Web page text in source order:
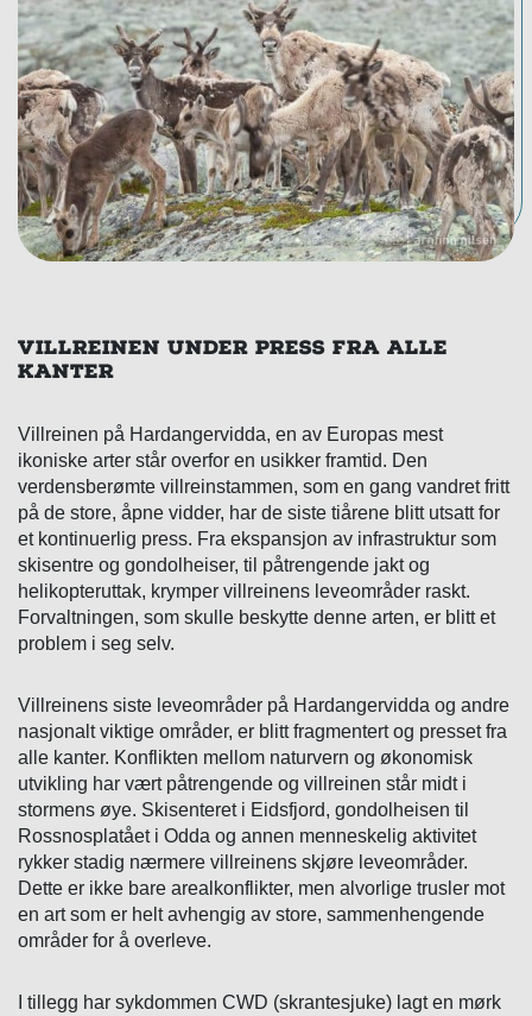
VILLREINEN UNDER PRESS FRA ALLE
KANTER
Villreinen på Hardangervidda, en av Europas mest
ikoniske arter står overfor en usikker framtid. Den
verdensberømte villreinstammen, som en gang vandret fritt
på de store, åpne vidder, har de siste tiårene blitt utsatt for
et kontinuerlig press. Fra ekspansjon av infrastruktur som
skisentre og gondolheiser, til påtrengende jakt og
helikopteruttak, krymper villreinens leveområder raskt.
Forvaltningen, som skulle beskytte denne arten, er blitt et
problem i seg selv.
Villreinens siste leveområder på Hardangervidda og andre
nasjonalt viktige områder, er blitt fragmentert og presset fra
alle kanter. Konflikten mellom naturvern og økonomisk
utvikling har vært påtrengende og villreinen står midt i
stormens øye. Skisenteret i Eidsfjord, gondolheisen til
Rossnosplatået i Odda og annen menneskelig aktivitet
rykker stadig nærmere villreinens skjøre leveområder.
Dette er ikke bare arealkonflikter, men alvorlige trusler mot
en art som er helt avhengig av store, sammenhengende
områder for å overleve.
I tillegg har sykdommen CWD (skrantesjuke) lagt en mørk